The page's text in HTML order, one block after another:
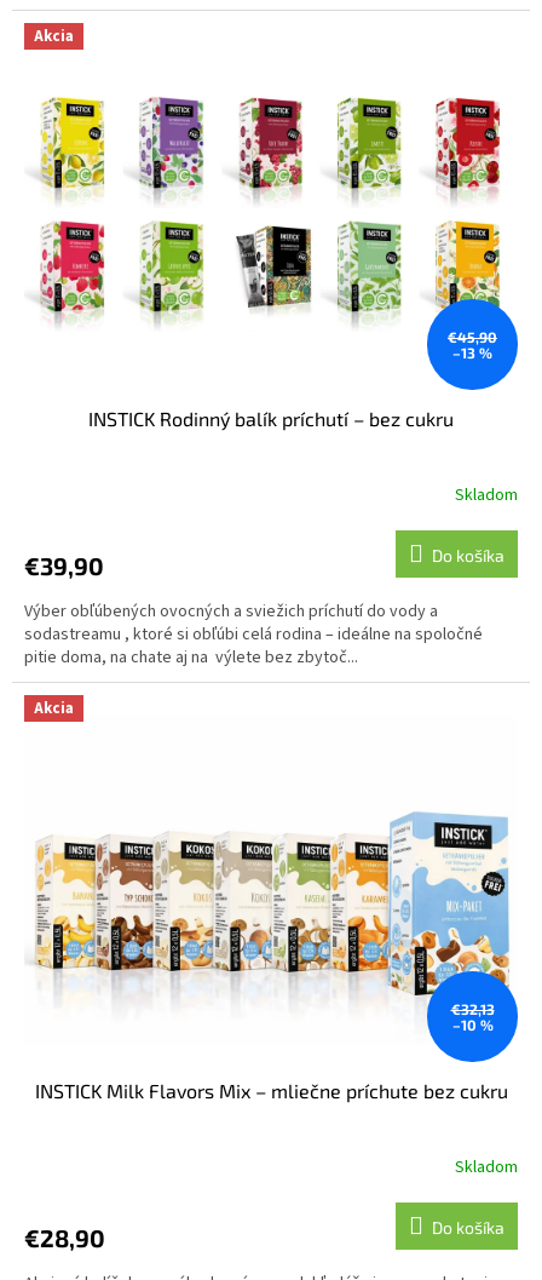
Akcia
€45,90
–13 %
INSTICK Rodinný balík príchutí – bez cukru
Skladom
€39,90 Do košíka
Výber obľúbených ovocných a sviežich príchutí do vody a
sodastreamu , ktoré si obľúbi celá rodina – ideálne na spoločné
pitie doma, na chate aj na výlete bez zbytoč...
Akcia
€32,13
–10 %
INSTICK Milk Flavors Mix – mliečne príchute bez cukru
Skladom
€28,90 Do košíka